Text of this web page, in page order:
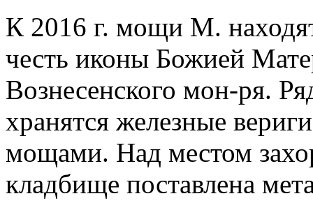
К 2016 г. мощи М.
честь иконы Божией
Вознесенского мон-ря.
хранятся железные
мощами. Над местом
кладбище поставлена